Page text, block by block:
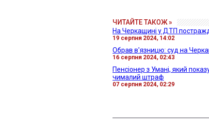
ЧИТАЙТЕ ТАКОЖ »
На Черкащині у ДТП
19 серпня 2024, 14:02
Обрав в'язницю: суд на
16 серпня 2024, 02:43
Пенсіонер з Умані, який
чималий штраф
07 серпня 2024, 02:29